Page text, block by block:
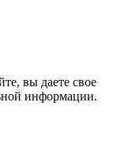
вы даете свое
информации.